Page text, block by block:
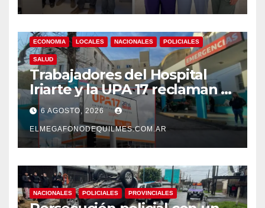
ECONOMIA LOCALES NACIONALES POLICIALES
SALUD
Trabajadores del Hospital
Iriarte y la UPA 17 reclaman el
pase a planta de becarios y
mejoras laborales
6 AGOSTO, 2026
ELMEGAFONODEQUILMES.COM.AR
NACIONALES POLICIALES PROVINCIALES